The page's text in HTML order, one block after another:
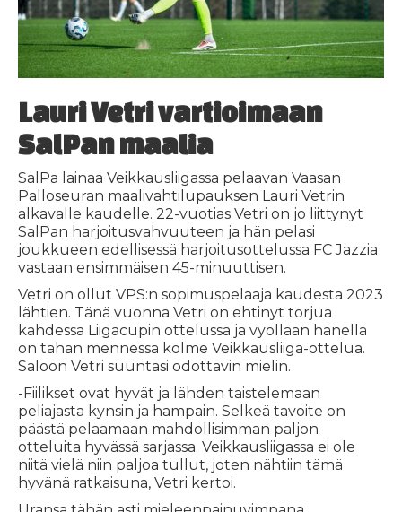
Lauri Vetri vartioimaan
SalPan maalia
SalPa lainaa Veikkausliigassa pelaavan Vaasan
Palloseuran maalivahtilupauksen Lauri Vetrin
alkavalle kaudelle. 22-vuotias Vetri on jo liittynyt
SalPan harjoitusvahvuuteen ja hän pelasi
joukkueen edellisessä harjoitusottelussa FC Jazzia
vastaan ensimmäisen 45-minuuttisen.
Vetri on ollut VPS:n sopimuspelaaja kaudesta 2023
lähtien. Tänä vuonna Vetri on ehtinyt torjua
kahdessa Liigacupin ottelussa ja vyöllään hänellä
on tähän mennessä kolme Veikkausliiga-ottelua.
Saloon Vetri suuntasi odottavin mielin.
-Fiilikset ovat hyvät ja lähden taistelemaan
peliajasta kynsin ja hampain. Selkeä tavoite on
päästä pelaamaan mahdollisimman paljon
otteluita hyvässä sarjassa. Veikkausliigassa ei ole
niitä vielä niin paljoa tullut, joten nähtiin tämä
hyvänä ratkaisuna, Vetri kertoi.